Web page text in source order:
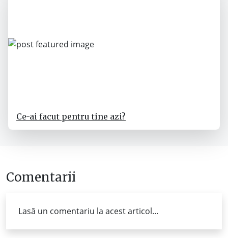
Ce-ai facut pentru tine azi?
Comentarii
Lasă un comentariu la acest articol...